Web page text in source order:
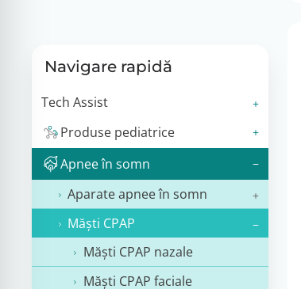
Navigare rapidă
Tech Assist
Produse pediatrice
Apnee în somn
Aparate apnee în somn
Măşti CPAP
Măşti CPAP nazale
Măşti CPAP faciale